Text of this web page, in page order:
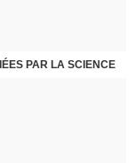
PAR LA SCIENCE
DES PLANTES